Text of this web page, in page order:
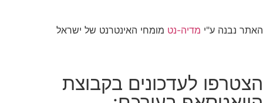
האתר נבנה ע"י מדיה-נט מומחי האינטרנט של ישראל
הצטרפו לעדכונים בקבוצת